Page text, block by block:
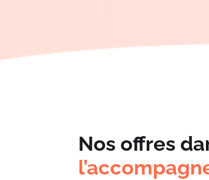
Nos offres
l’